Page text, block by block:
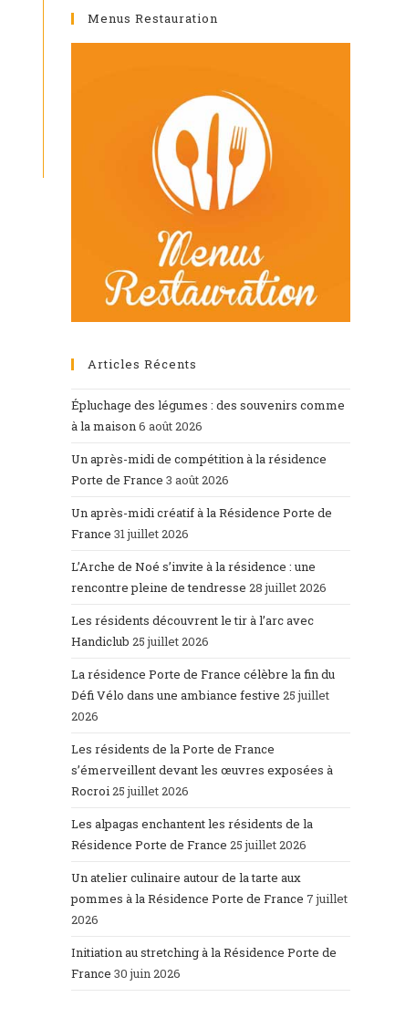
Menus Restauration
Articles Récents
Épluchage des légumes : des souvenirs comme
à la maison6 août 2026
Un après-midi de compétition à la résidence
Porte de France 3 août 2026
Un après-midi créatif à la Résidence Porte de
France 31 juillet 2026
L’Arche de Noé s’invite à la résidence : une
rencontre pleine de tendresse 28 juillet 2026
Les résidents découvrent le tir à l’arc avec
Handiclub 25 juillet 2026
La résidence Porte de France célèbre la fin du
Défi Vélo dans une ambiance festive 25 juillet
2026
Les résidents de la Porte de France
s’émerveillent devant les œuvres exposées à
Rocroi25 juillet 2026
Les alpagas enchantent les résidents de la
Résidence Porte de France 25 juillet 2026
Un atelier culinaire autour de la tarte aux
pommes à la Résidence Porte de France 7 juillet
2026
Initiation au stretching à la Résidence Porte de
France 30 juin 2026